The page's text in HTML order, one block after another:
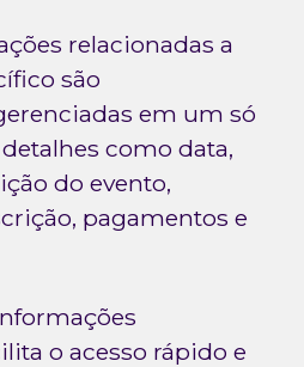
relacionadas a
são
em um só
como data,
do evento,
pagamentos e
o acesso rápido e